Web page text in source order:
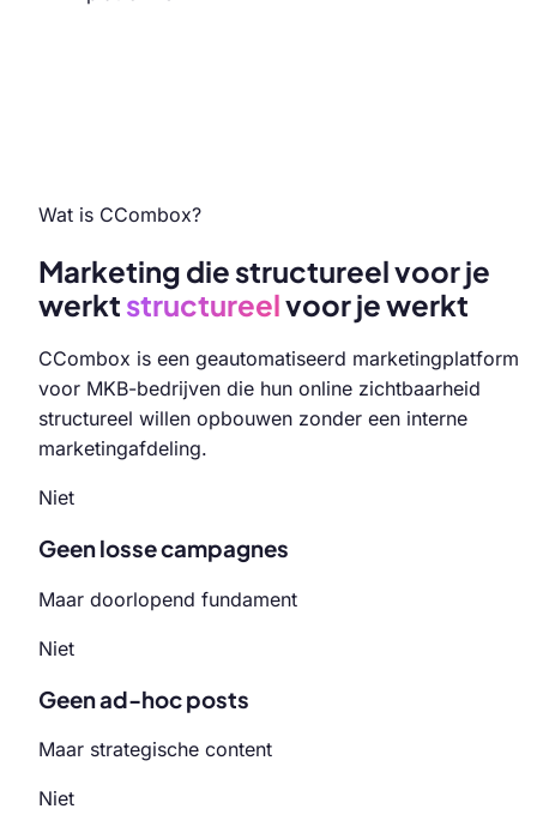
Wat is CCombox?
Marketing die structureel voor je
werkt structureelvoor je werkt
CCombox is een geautomatiseerd marketingplatform
voor MKB-bedrijven die hun online zichtbaarheid
structureel willen opbouwen zonder een interne
marketingafdeling.
Niet
Geen losse campagnes
Maar doorlopend fundament
Niet
Geen ad-hoc posts
Maar strategische content
Niet